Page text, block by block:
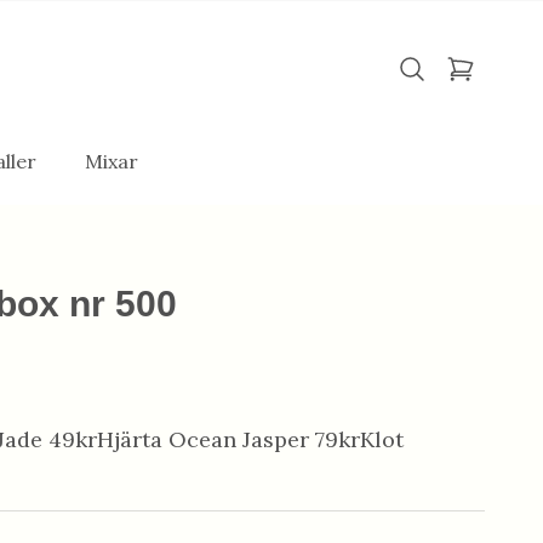
Mixar
nr 500
49krHjärta Ocean Jasper 79krKlot